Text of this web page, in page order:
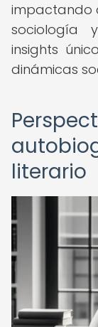
impactando
sociología
insights
dinámicas
literario